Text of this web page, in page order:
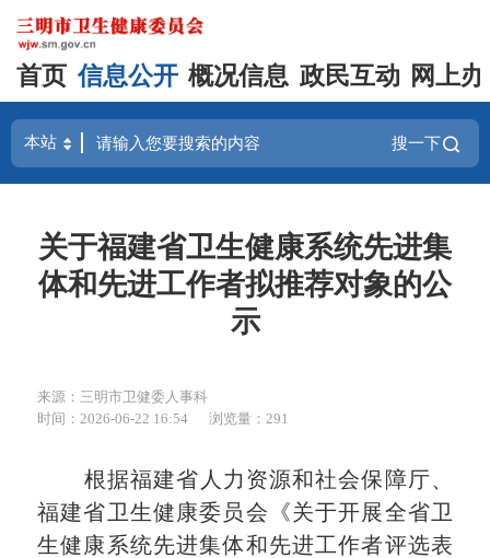
首页 信息公开 概况信息 政民互动 网上
搜一下
关于福建省卫生健康系统先进集
体和先进工作者拟推荐对象的公
示
来源：三明市卫健委人事科
时间：2026-06-22 16:54
浏览量：291
根据福建省人力资源和社会保障厅、
福建省卫生健康委员会《关于开展全省卫
生健康系统先进集体和先进工作者评选表